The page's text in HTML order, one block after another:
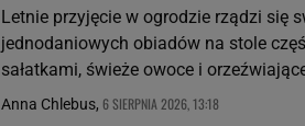
Letnie przyjęcie w ogrodzie rządzi się
jednodaniowych obiadów na stole
sałatkami, świeże owoce i
Anna Chlebus, 6 SIERPNIA 2026, 13:18